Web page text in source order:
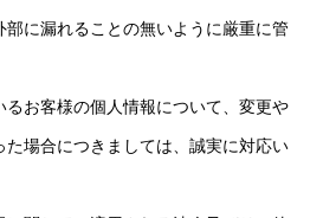
部に漏れることの無いように厳重に管
るお客様の個人情報について、変更や
た場合につきましては、誠実に対応い